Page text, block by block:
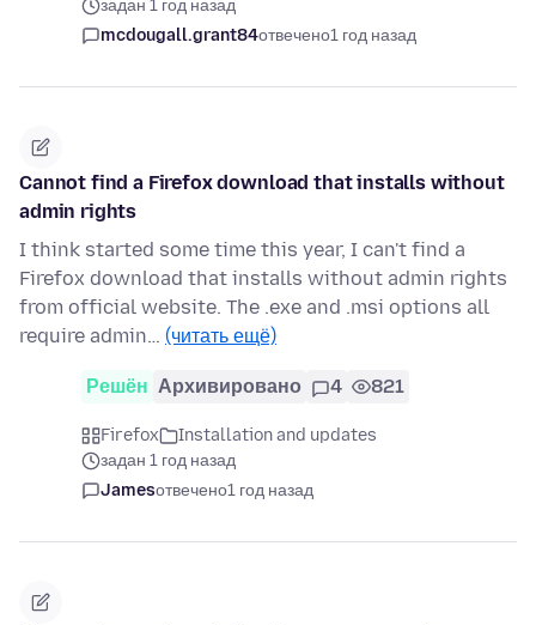
задан 1 год назад
mcdougall.grant84отвечено1 год назад
Cannot find a Firefox download that installs without
admin rights
I think started some time this year, I can't find a
Firefox download that installs without admin rights
from official website. The .exe and .msi options all
require admin… (читать ещё)
Решён Архивировано 4 821
Firefox
Installation and updates
задан 1 год назад
Jamesотвечено1 год назад